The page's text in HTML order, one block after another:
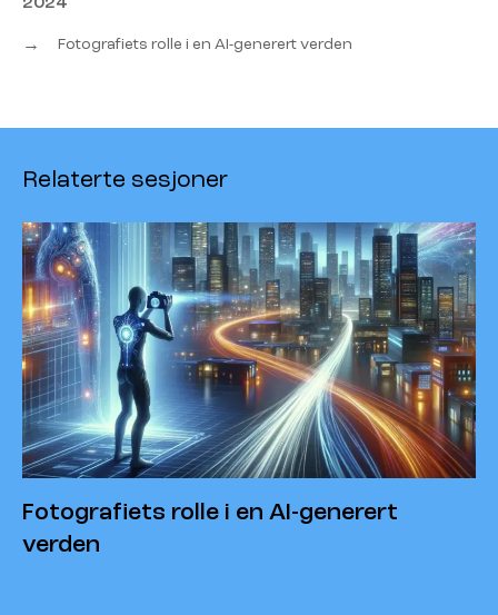
→ Fotografiets rolle i en AI-generert verden
Relaterte sesjoner
Fotografiets rolle i en AI-generert
verden